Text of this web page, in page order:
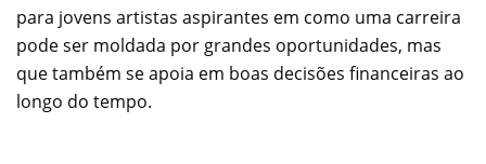
para jovens artistas aspirantes em como uma carreira
pode ser moldada por grandes oportunidades, mas
que também se apoia em boas decisões financeiras ao
longo do tempo.